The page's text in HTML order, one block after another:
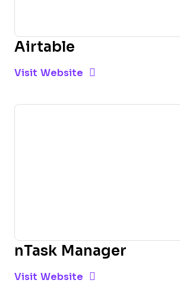
Airtable
Visit Website Opens New Window
nTask Manager
Visit Website Opens New Window